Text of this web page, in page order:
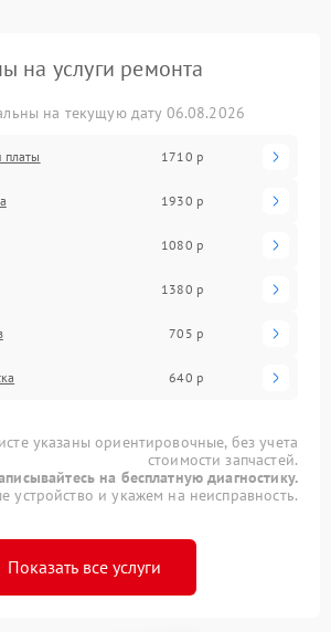
на услуги ремонта
на текущую дату 06.08.2026
платы 1710 р
1930 р
1080 р
1380 р
705 р
640 р
указаны ориентировочные, без учета
стоимости запчастей.
на бесплатную диагностику.
и укажем на неисправность.
Показать все услуги